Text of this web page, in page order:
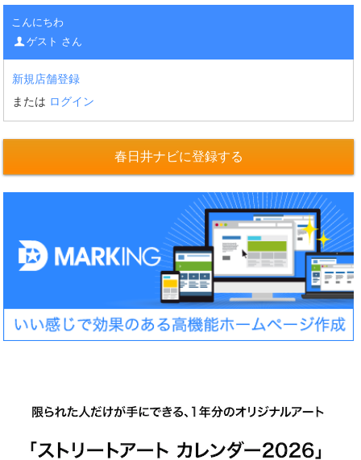
こんにちわ
ゲスト さん
新規店舗登録
または ログイン
春日井ナビに登録する